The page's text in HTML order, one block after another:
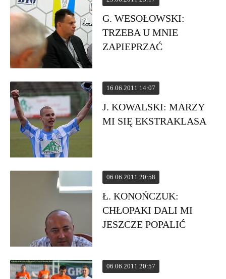
G. WESOŁOWSKI:
TRZEBA U MNIE
ZAPIEPRZAĆ
16.06.2011 14:07
J. KOWALSKI: MARZY
MI SIĘ EKSTRAKLASA
06.06.2011 20:58
Ł. KONOŃCZUK:
CHŁOPAKI DALI MI
JESZCZE POPALIĆ
06.06.2011 20:57